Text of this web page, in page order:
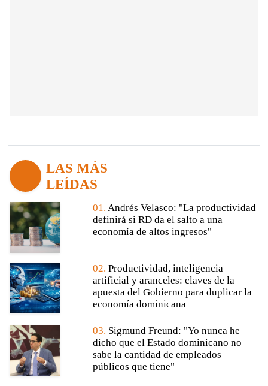
LAS MÁS
LEÍDAS
01. Andrés Velasco: "La productividad
definirá si RD da el salto a una
economía de altos ingresos"
02. Productividad, inteligencia
artificial y aranceles: claves de la
apuesta del Gobierno para duplicar la
economía dominicana
03. Sigmund Freund: "Yo nunca he
dicho que el Estado dominicano no
sabe la cantidad de empleados
públicos que tiene"